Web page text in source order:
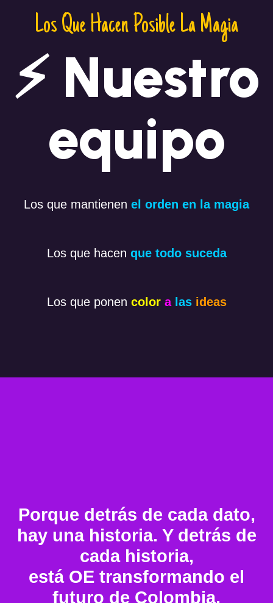
Los Que Hacen Posible La Magia
⚡ Nuestro
equipo
Los que mantienen el orden en la magia
Los que hacen que todo suceda
Los que ponen color a las ideas
Porque detrás de cada dato,
hay una historia. Y detrás de
cada historia,
está OE transformando el
futuro de Colombia.